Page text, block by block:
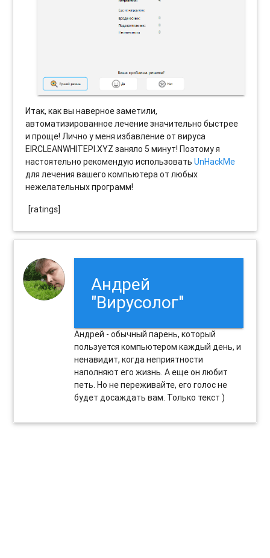
Итак, как вы наверное заметили,
автоматизированное лечение значительно быстрее
и проще! Лично у меня избавление от вируса
EIRCLEANWHITEPI.XYZ заняло 5 минут! Поэтому я
настоятельно рекомендую использоватьUnHackMe
для лечения вашего компьютера от любых
нежелательных программ!
[ratings]
Андрей
"Вирусолог"
Андрей - обычный парень, который
пользуется компьютером каждый день, и
ненавидит, когда неприятности
наполняют его жизнь. А еще он любит
петь. Но не переживайте, его голос не
будет досаждать вам. Только текст )